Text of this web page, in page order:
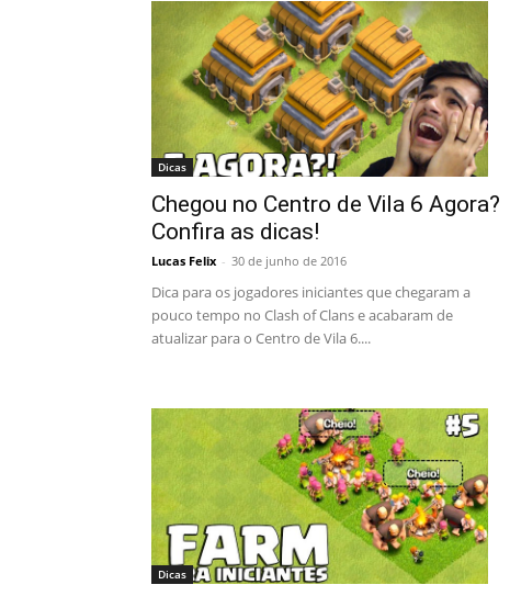
Dicas
Chegou no Centro de Vila 6 Agora?
Confira as dicas!
Lucas Felix - 30 de junho de 2016
Dica para os jogadores iniciantes que chegaram a
pouco tempo no Clash of Clans e acabaram de
atualizar para o Centro de Vila 6....
Dicas